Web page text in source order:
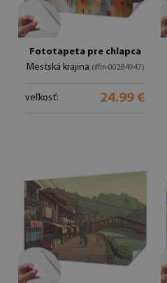
Fototapeta pre chlapca
Mestská krajina (#fm-00284947)
veľkosť: 24.99 €